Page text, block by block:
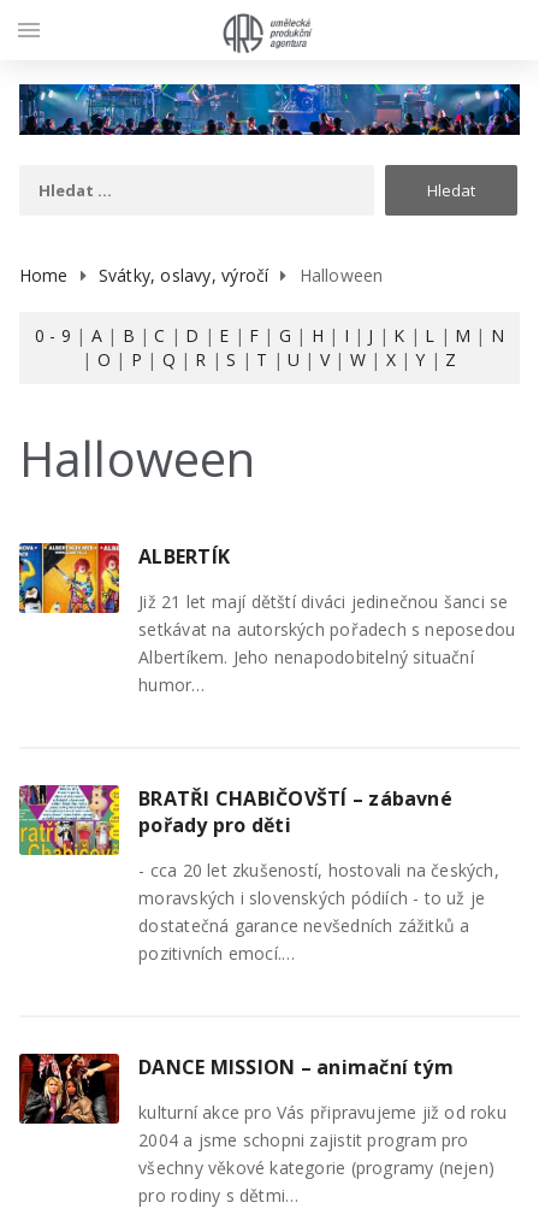
Home Svátky, oslavy, výročí Halloween
0 - 9 | A| B |C | D | E | F | G | H | I | J | K | L | M | N
| O | P | Q | R |S | T |U | V| W| X|Y | Z
Halloween
ALBERTÍK
Již 21 let mají dětští diváci jedinečnou šanci se
setkávat na autorských pořadech s neposedou
Albertíkem. Jeho nenapodobitelný situační
humor…
BRATŘI CHABIČOVŠTÍ – zábavné
pořady pro děti
- cca 20 let zkušeností, hostovali na českých,
moravských i slovenských pódiích - to už je
dostatečná garance nevšedních zážitků a
pozitivních emocí.…
DANCE MISSION – animační tým
kulturní akce pro Vás připravujeme již od roku
2004 a jsme schopni zajistit program pro
všechny věkové kategorie (programy (nejen)
pro rodiny s dětmi…
menu